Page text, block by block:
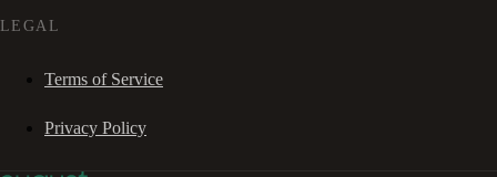
LEGAL
Terms of Service
Privacy Policy